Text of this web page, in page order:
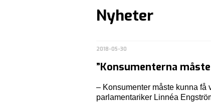
Nyheter
2018-05-30
”Konsumenterna
– Konsumenter måste kunna få
parlamentariker Linnéa